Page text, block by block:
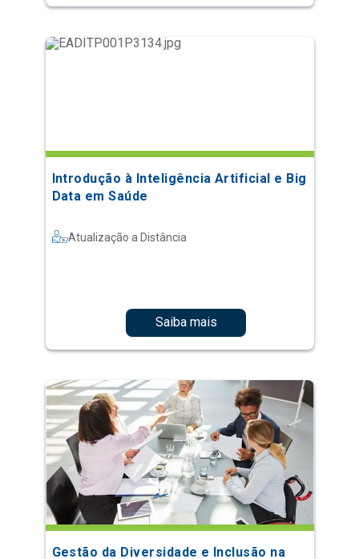
Introdução à Inteligência Artificial e Big
Data em Saúde
Atualização a Distância
Saiba mais
Gestão da Diversidade e Inclusão na